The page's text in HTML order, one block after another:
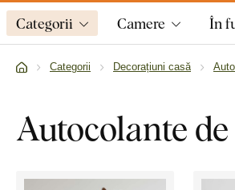
Categorii Camere În
Categorii Decorațiuni casă
Autocolante